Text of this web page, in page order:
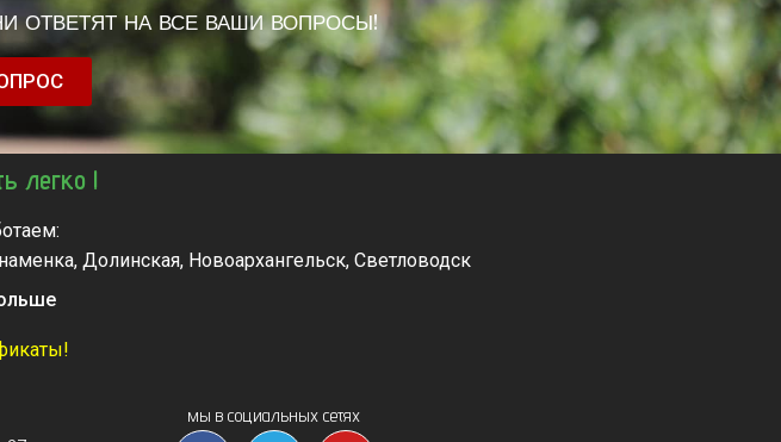
ОТВЕТЯТ НА ВСЕ ВАШИ ВОПРОСЫ!
легко !
Долинская, Новоархангельск, Светловодск
Золотоноша, Каменка, Канев, Корсунь-Шевченковский,
мы в социальных сетях